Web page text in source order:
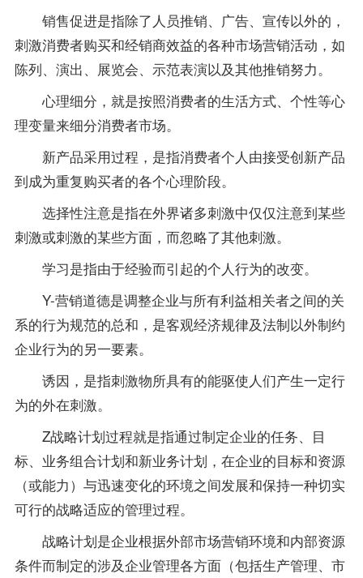
销售促进是指除了人员推销、广告、宣传以外的，
刺激消费者购买和经销商效益的各种市场营销活动，如
陈列、演出、展览会、示范表演以及其他推销努力。
心理细分，就是按照消费者的生活方式、个性等心
理变量来细分消费者市场。
新产品采用过程，是指消费者个人由接受创新产品
到成为重复购买者的各个心理阶段。
选择性注意是指在外界诸多刺激中仅仅注意到某些
刺激或刺激的某些方面，而忽略了其他刺激。
学习是指由于经验而引起的个人行为的改变。
Y-营销道德是调整企业与所有利益相关者之间的关
系的行为规范的总和，是客观经济规律及法制以外制约
企业行为的另一要素。
诱因，是指刺激物所具有的能驱使人们产生一定行
为的外在刺激。
Z战略计划过程就是指通过制定企业的任务、目
标、业务组合计划和新业务计划，在企业的目标和资源
（或能力）与迅速变化的环境之间发展和保持一种切实
可行的战略适应的管理过程。
战略计划是企业根据外部市场营销环境和内部资源
条件而制定的涉及企业管理各方面（包括生产管理、市